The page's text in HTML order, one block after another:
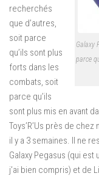
Galaxy
parce
recherchés
que d’autres,
soit parce
qu’ils sont plus
forts dans les
combats, soit
parce qu’ils
sont plus mis en avant
Toys’R’Us près de
il y a 3 semaines. Il ne
Galaxy Pegasus (qui est
j’ai bien compris) et de